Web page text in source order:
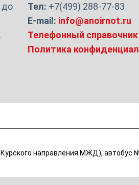
до
Тел: +7(499) 288-77-83
E-mail: info@anoirnot.ru
Телефонный справочник
Политика
направления МЖД), автобус